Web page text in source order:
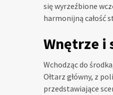
się wyrzeźbione
harmonijną całość
Wnętrze i
Wchodząc do
Ołtarz główny, z
przedstawiające